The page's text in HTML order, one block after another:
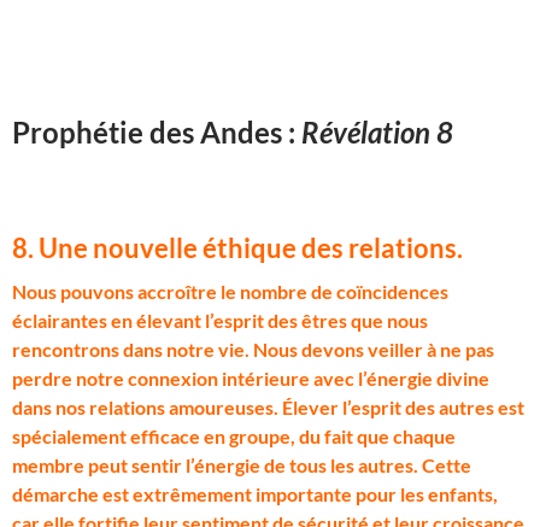
Prophétie des Andes : Révélation 8
8. Une nouvelle éthique des relations.
Nous pouvons accroître le nombre de coïncidences
éclairantes en élevant l’esprit des êtres que nous
rencontrons dans notre vie. Nous devons veiller à ne pas
perdre notre connexion intérieure avec l’énergie divine
dans nos relations amoureuses. Élever l’esprit des autres est
spécialement efficace en groupe, du fait que chaque
membre peut sentir l’énergie de tous les autres. Cette
démarche est extrêmement importante pour les enfants,
car elle fortifie leur sentiment de sécurité et leur croissance